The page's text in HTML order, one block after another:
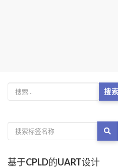
搜索
基于CPLD的UART设计